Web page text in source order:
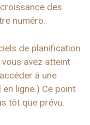
des
numéro.
de planification
avez atteint
à une
ligne.) Ce point
tôt que prévu.